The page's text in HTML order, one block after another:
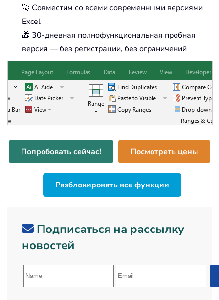
🚀 Совместим со всеми современными версиями
Excel
🎁 30-дневная полнофункциональная пробная
версия — без регистрации, без ограничений
Попробовать сейчас! Посмотреть цены
Разблокировать все функции
Подписаться на рассылку
новостей